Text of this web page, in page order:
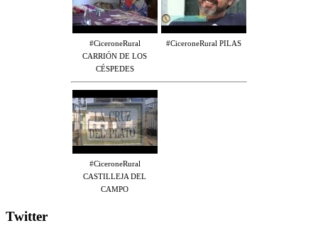
#CiceroneRural
CARRIÓN DE LOS
CÉSPEDES
#CiceroneRural PILAS
#CiceroneRural
CASTILLEJA DEL
CAMPO
Twitter